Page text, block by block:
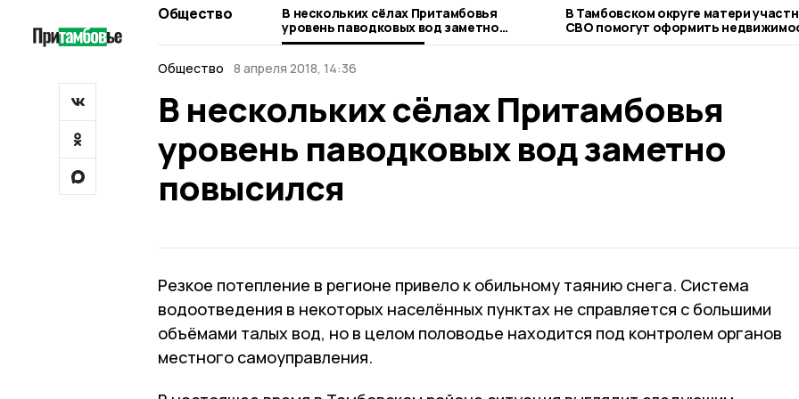
Общество
В нескольких сёлах Притамбовья
уровень паводковых вод заметно
повысился
В Тамбовском округе матери
СВО помогут оформить
Общество
8 апреля 2018, 14:36
В нескольких сёлах Притамбовья
уровень паводковых вод заметно
повысился
Резкое потепление в регионе привело к обильному таянию снега. Система
водоотведения в некоторых населённых пунктах не справляется с большими
объёмами талых вод, но в целом половодье находится под контролем органов
местного самоуправления.